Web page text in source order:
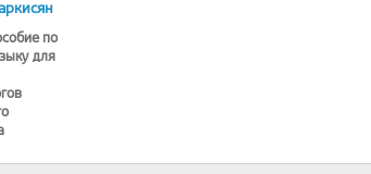
по
для